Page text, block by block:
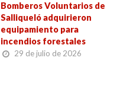
Bomberos Voluntarios de
Salliqueló adquirieron
equipamiento para
incendios forestales
29 de julio de 2026